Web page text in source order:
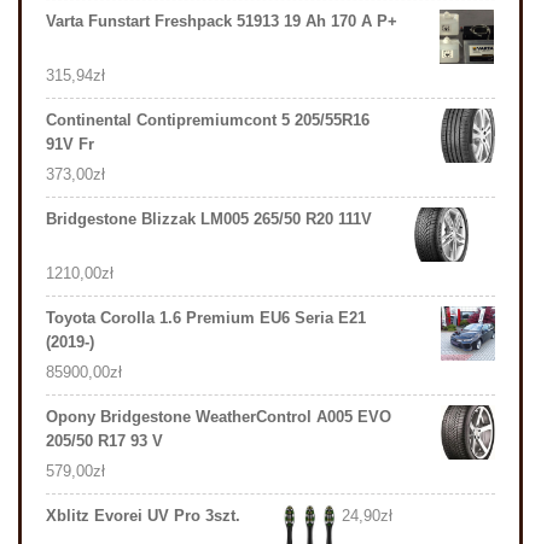
Varta Funstart Freshpack 51913 19 Ah 170 A P+
315,94zł
Continental Contipremiumcont 5 205/55R16
91V Fr
373,00zł
Bridgestone Blizzak LM005 265/50 R20 111V
1210,00zł
Toyota Corolla 1.6 Premium EU6 Seria E21
(2019-)
85900,00zł
Opony Bridgestone WeatherControl A005 EVO
205/50 R17 93 V
579,00zł
Xblitz Evorei UV Pro 3szt. 24,90zł